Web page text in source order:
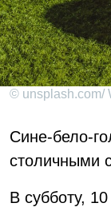
© unsplash.com/
Сине-бело-
столичными
В субботу, 10